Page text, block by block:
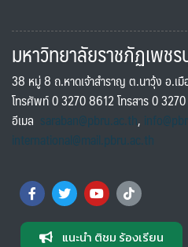
มหาวิทยาลัยราชภัฏเพช
38 หมู่ 8 ถ.หาดเจ้าสำราญ ต.นาวุ้ง อ.เ
โทรศัพท์ 0 3270 8612 โทรสาร 0
อีเมล saraban@pbru.ac.th,
international@mail.pbru.ac.th
แนะนำ ติชม ร้องเรียน